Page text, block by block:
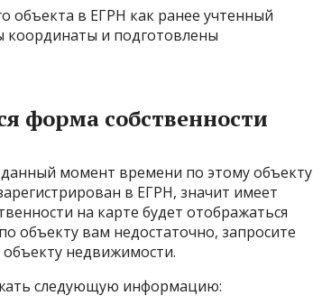
объекта в ЕГРН как ранее учтенный
координаты и подготовлены
форма собственности
момент времени по этому объекту
в ЕГРН, значит имеет
на карте будет отображаться
объекту вам недостаточно, запросите
недвижимости.
следующую информацию: